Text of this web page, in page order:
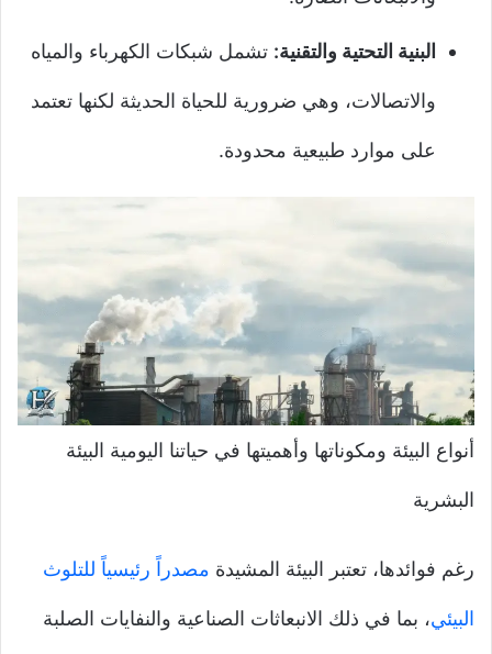
البنية التحتية والتقنية: تشمل شبكات الكهرباء والمياه
والاتصالات، وهي ضرورية للحياة الحديثة لكنها تعتمد
على موارد طبيعية محدودة.
أنواع البيئة ومكوناتها وأهميتها في حياتنا اليومية البيئة
البشرية
رغم فوائدها، تعتبر البيئة المشيدة مصدراً رئيسياً للتلوث
البيئي، بما في ذلك الانبعاثات الصناعية والنفايات الصلبة